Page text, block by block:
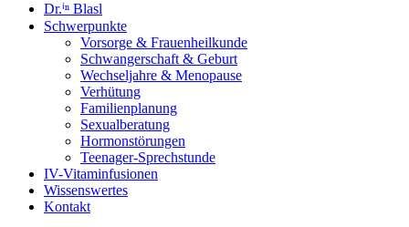
Dr.ⁱⁿ Blasl
Schwerpunkte
Vorsorge & Frauenheilkunde
Schwangerschaft & Geburt
Wechseljahre & Menopause
Verhütung
Familienplanung
Sexualberatung
Hormonstörungen
Teenager-Sprechstunde
IV-Vitaminfusionen
Wissenswertes
Kontakt